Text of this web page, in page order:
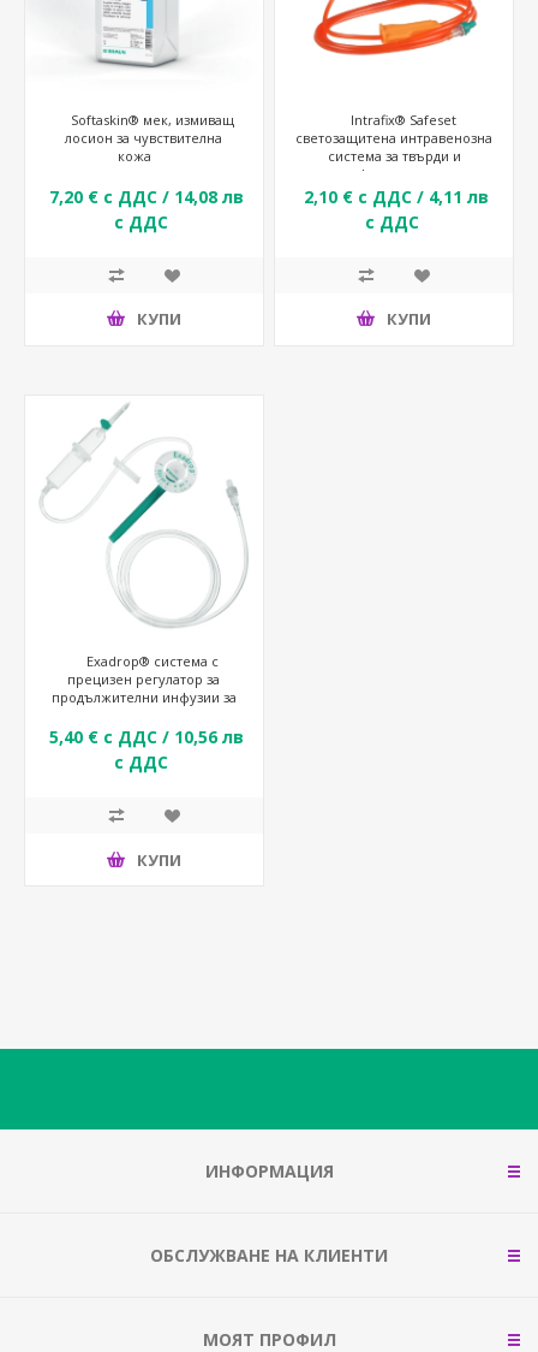
Softaskin® мек, измиващ
лосион за чувствителна
кожа
7,20 € с ДДС / 14,08 лв
с ДДС
КУПИ
Intrafix® Safeset
светозащитена интравенозна
система за твърди и
деформируеми
контейнери
2,10 € с ДДС / 4,11 лв
с ДДС
КУПИ
Exadrop® система с
прецизен регулатор за
продължителни инфузии за
5,40 € с ДДС / 10,56 лв
с ДДС
КУПИ
ИНФОРМАЦИЯ
ОБСЛУЖВАНЕ НА КЛИЕНТИ
МОЯТ ПРОФИЛ